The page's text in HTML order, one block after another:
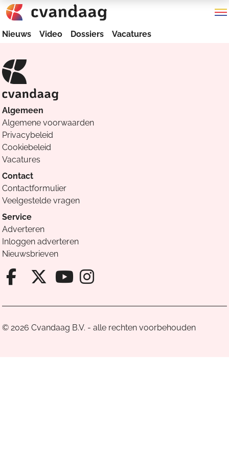
Nieuws Video Dossiers Vacatures
Algemeen
Algemene voorwaarden
Privacybeleid
Cookiebeleid
Vacatures
Contact
Contactformulier
Veelgestelde vragen
Service
Adverteren
Inloggen adverteren
Nieuwsbrieven
Facebook van Cvandaag
X van Cvandaag
Instagram van
© 2026 Cvandaag B.V. - alle rechten voorbehouden